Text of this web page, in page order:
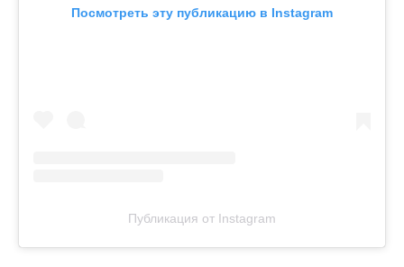
Посмотреть эту публикацию в Instagram
Публикация от Instagram